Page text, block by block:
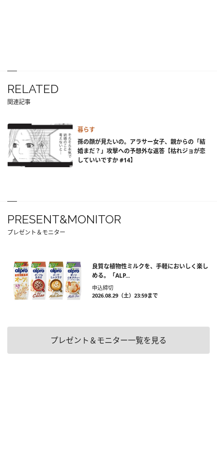
RELATED
関連記事
暮らす
孫の顔が見たいの。アラサー女子、親からの「結
婚まだ？」攻撃への予想外な返答【枯れジョが恋
していいですか #14】
PRESENT&MONITOR
プレゼント＆モニター
良質な植物性ミルクを、手軽においしく楽し
める。「ALP...
申込締切
2026.08.29（土）23:59まで
プレゼント＆モニター一覧を見る